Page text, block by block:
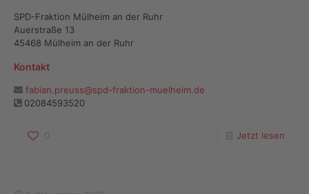
SPD-Fraktion Mülheim an der Ruhr
Auerstraße 13
45468 Mülheim an der Ruhr
Kontakt
fabian.preuss@spd-fraktion-muelheim.de
02084593520
0 Jetzt lesen